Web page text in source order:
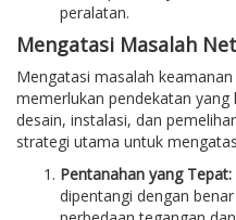
peralatan.
Mengatasi Masalah
Mengatasi masalah
memerlukan pendekatan
desain, instalasi, dan
strategi utama untuk
Pentanahan yang Tepat:
dipentangi dengan